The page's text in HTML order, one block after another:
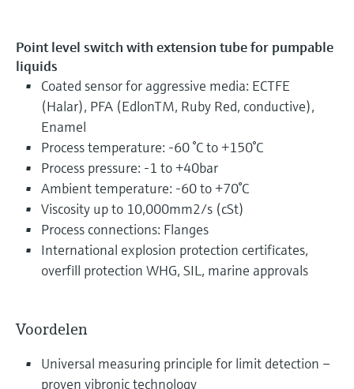
Point level switch with extension tube for pumpable
liquids
Coated sensor for aggressive media: ECTFE
(Halar), PFA (EdlonTM, Ruby Red, conductive),
Enamel
Process temperature: -60 °C to +150°C
Process pressure: -1 to +40bar
Ambient temperature: -60 to +70°C
Viscosity up to 10,000mm2/s (cSt)
Process connections: Flanges
International explosion protection certificates,
overfill protection WHG, SIL, marine approvals
Voordelen
Universal measuring principle for limit detection –
proven vibronic technology